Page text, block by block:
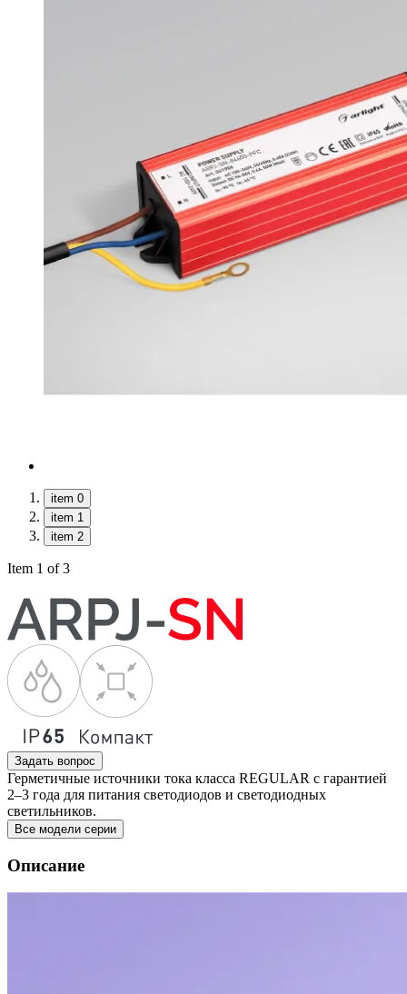
item 0
item 1
item 2
Item 1 of 3
Задать вопрос
Герметичные источники тока класса REGULAR с гарантией
2–3 года для питания светодиодов и светодиодных
светильников.
Все модели серии
Описание